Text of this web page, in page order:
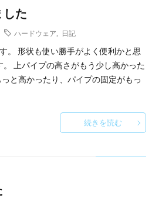
た
ハードウェア 日記
。 形状も使い勝手がよく便利かと思
上パイプの高さがもう少し高かった
と高かったり、パイプの固定がもっ
続きを読む